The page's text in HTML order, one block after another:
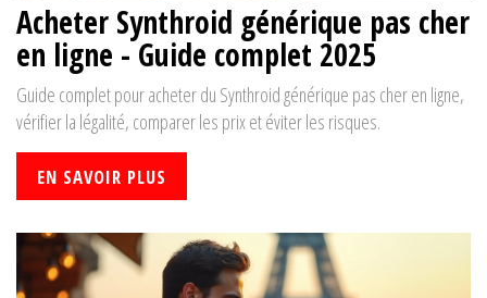
Acheter Synthroid générique pas cher
en ligne - Guide complet 2025
Guide complet pour acheter du Synthroid générique pas cher en ligne,
vérifier la légalité, comparer les prix et éviter les risques.
EN SAVOIR PLUS